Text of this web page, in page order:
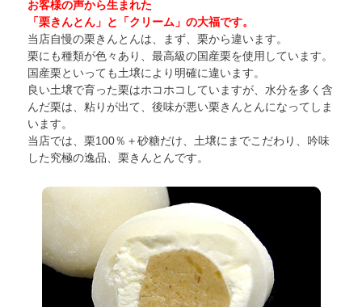
お客様の声から生まれた
「栗きんとん」と「クリーム」の大福です。
当店自慢の栗きんとんは、まず、栗から違います。
栗にも種類が色々あり、最高級の国産栗を使用しています。
国産栗といっても土壌により明確に違います。
良い土壌で育った栗はホコホコしていますが、水分を多く含
んだ栗は、粘りが出て、後味が悪い栗きんとんになってしま
います。
当店では、栗100％＋砂糖だけ、土壌にまでこだわり、吟味
した究極の逸品、栗きんとんです。